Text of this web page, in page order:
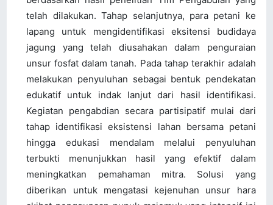
telah dilakukan. Tahap selanjutnya, para petani ke
lapang untuk mengidentifikasi eksitensi budidaya
jagung yang telah diusahakan dalam penguraian
unsur fosfat dalam tanah. Pada tahap terakhir adalah
melakukan penyuluhan sebagai bentuk pendekatan
edukatif untuk indak lanjut dari hasil identifikasi.
Kegiatan pengabdian secara partisipatif mulai dari
tahap identifikasi eksistensi lahan bersama petani
hingga edukasi mendalam melalui penyuluhan
terbukti menunjukkan hasil yang efektif dalam
meningkatkan pemahaman mitra. Solusi yang
diberikan untuk mengatasi kejenuhan unsur hara